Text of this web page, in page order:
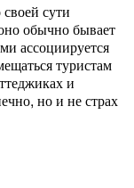
сути
обычно бывает
ассоциируется
туристам
и
но и не страх